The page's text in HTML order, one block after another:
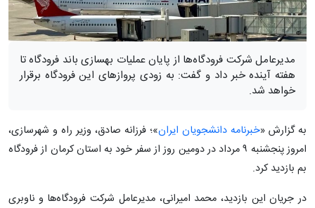
مدیرعامل شرکت فرودگاه‌ها از پایان عملیات بهسازی باند فرودگاه تا
هفته آینده خبر داد و گفت: به زودی پروازهای این فرودگاه برقرار
خواهد شد.
به گزارش «خبرنامه دانشجویان ایران»؛ فرزانه صادق، وزیر راه و شهرسازی،
امروز پنجشنبه ۹ مرداد در دومین روز از سفر خود به استان کرمان از فرودگاه
بم بازدید کرد.
در جریان این بازدید، محمد امیرانی، مدیرعامل شرکت فرودگاه‌ها و ناوبری